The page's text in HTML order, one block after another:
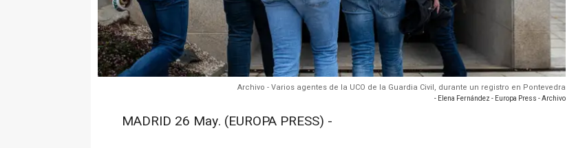
Archivo - Varios agentes de la UCO de la Guardia Civil, durante un registro en Pontevedra
- Elena Fernández - Europa Press - Archivo
MADRID 26 May. (EUROPA PRESS) -